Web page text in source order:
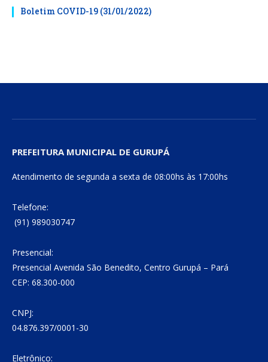
Boletim COVID-19 (31/01/2022)
PREFEITURA MUNICIPAL DE GURUPÁ
Atendimento de segunda a sexta de 08:00hs às 17:00hs
Telefone:
(91) 989030747
Presencial:
Presencial Avenida São Benedito, Centro Gurupá – Pará
CEP: 68.300-000
CNPJ:
04.876.397/0001-30
Eletrônico: